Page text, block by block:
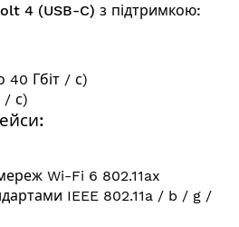
4 (USB-C) з підтримкою:
Гбіт / с)
/ с)
Wi-Fi 6 802.11ax
IEEE 802.11a / b / g /